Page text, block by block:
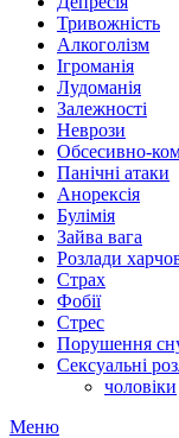
Тривожність
Алкоголізм
Ігроманія
Лудоманія
Залежності
Неврози
Обсесивно-
Панічні атаки
Анорексія
Булімія
Зайва вага
Розлади
Страх
Фобії
Стрес
Порушення
Сексуальні
чоловіки
Меню